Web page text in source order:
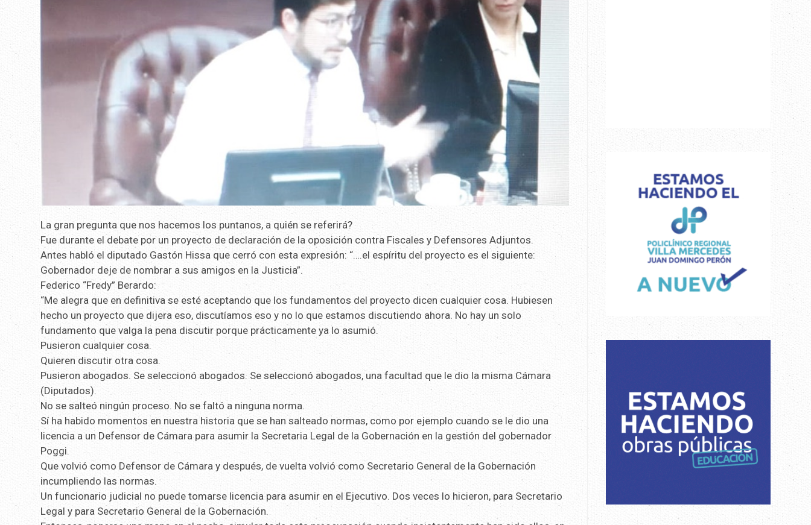
La gran pregunta que nos hacemos los puntanos, a quién se referirá?
Fue durante el debate por un proyecto de declaración de la oposición contra Fiscales y Defensores Adjuntos.
Antes habló el diputado Gastón Hissa que cerró con esta expresión: “….el espíritu del proyecto es el siguiente:
Gobernador deje de nombrar a sus amigos en la Justicia”.
Federico “Fredy” Berardo:
“Me alegra que en definitiva se esté aceptando que los fundamentos del proyecto dicen cualquier cosa. Hubiesen
hecho un proyecto que dijera eso, discutíamos eso y no lo que estamos discutiendo ahora. No hay un solo
fundamento que valga la pena discutir porque prácticamente ya lo asumió.
Pusieron cualquier cosa.
Quieren discutir otra cosa.
Pusieron abogados. Se seleccionó abogados. Se seleccionó abogados, una facultad que le dio la misma Cámara
(Diputados).
No se salteó ningún proceso. No se faltó a ninguna norma.
Sí ha habido momentos en nuestra historia que se han salteado normas, como por ejemplo cuando se le dio una
licencia a un Defensor de Cámara para asumir la Secretaria Legal de la Gobernación en la gestión del gobernador
Poggi.
Que volvió como Defensor de Cámara y después, de vuelta volvió como Secretario General de la Gobernación
incumpliendo las normas.
Un funcionario judicial no puede tomarse licencia para asumir en el Ejecutivo. Dos veces lo hicieron, para Secretario
Legal y para Secretario General de la Gobernación.